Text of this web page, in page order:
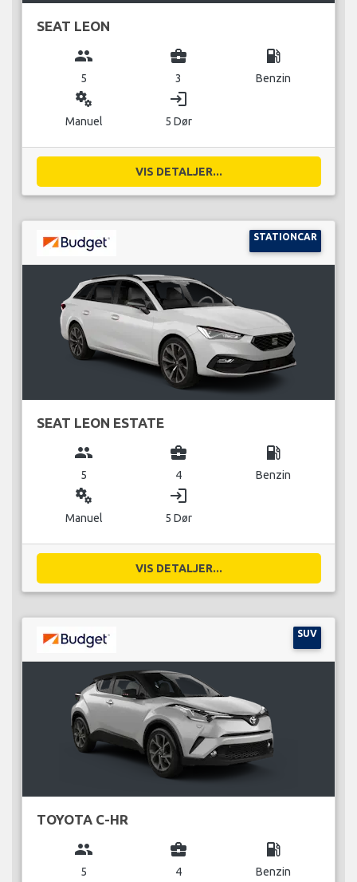
SEAT LEON
group
5
business_center
3
local_gas_station
Benzin
miscellaneous_services
Manuel
login
5 Dør
VIS DETALJER...
STATIONCAR
SEAT LEON ESTATE
group
5
business_center
4
local_gas_station
Benzin
miscellaneous_services
Manuel
login
5 Dør
VIS DETALJER...
SUV
TOYOTA C-HR
group
5
business_center
4
local_gas_station
Benzin